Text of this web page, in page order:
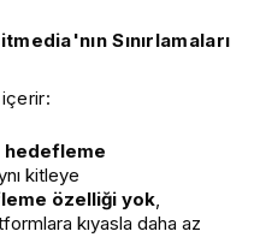
Sınırlamaları
içerir:
hedefleme
kitleye
özelliği yok
kıyasla daha az